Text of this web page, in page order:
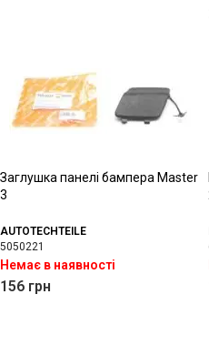
Заглушка панелі бампера Master
3
AUTOTECHTEILE
5050221
Немає в наявності
156 грн